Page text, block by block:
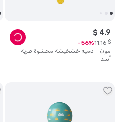
مون - دمية خشخيشة محشوة طرية -
أسد
$ 4.9
$
11.16
56